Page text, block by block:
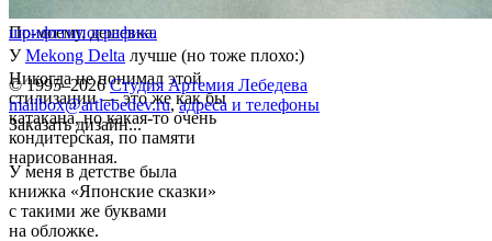
По-моему, дешевка.
УMekong Delta лучше (но тоже плохо:)
Никогда не понимал этой
стилизации — это же как бы
катакана, но какая-то очень
кондитерская, по памяти
нарисованная.
У меня в детстве была
книжка «Японские сказки»
с такими же буквами
на обложке.
шрифттипографика
© 1995–2026 Студия Артемия Лебедева
mailbox@artlebedev.ru, адреса и телефоны
Заказать дизайн...